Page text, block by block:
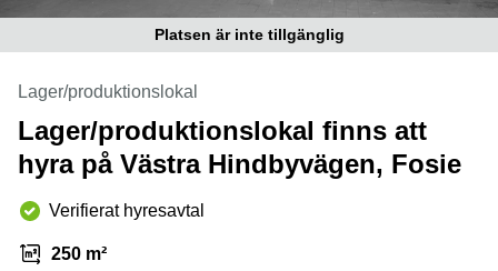
Platsen är inte tillgänglig
Lager/produktionslokal
Lager/produktionslokal finns att
hyra på Västra Hindbyvägen, Fosie
Verifierat hyresavtal
250 m²